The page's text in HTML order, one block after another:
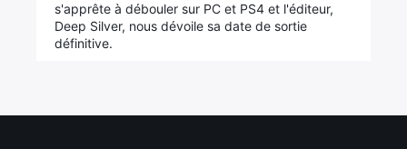
s'apprête à débouler sur PC et PS4 et l'éditeur,
Deep Silver, nous dévoile sa date de sortie
définitive.
Rechercher